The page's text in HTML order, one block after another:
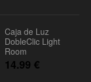
Caja de Luz
DobleClic Light
Room
14.99 €